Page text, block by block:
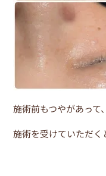
施術前もつやがあって
施術を受けていただ